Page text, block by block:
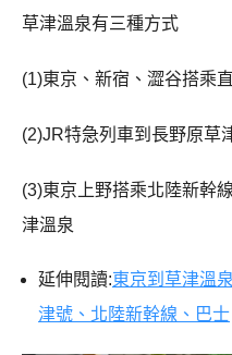
草津溫泉有三種方式
(1)東京、新宿、澀谷搭乘
(2)JR特急列車到長野原草
(3)東京上野搭乘北陸新幹
津溫泉
延伸閱讀:東京到草津溫
津號、北陸新幹線、巴士